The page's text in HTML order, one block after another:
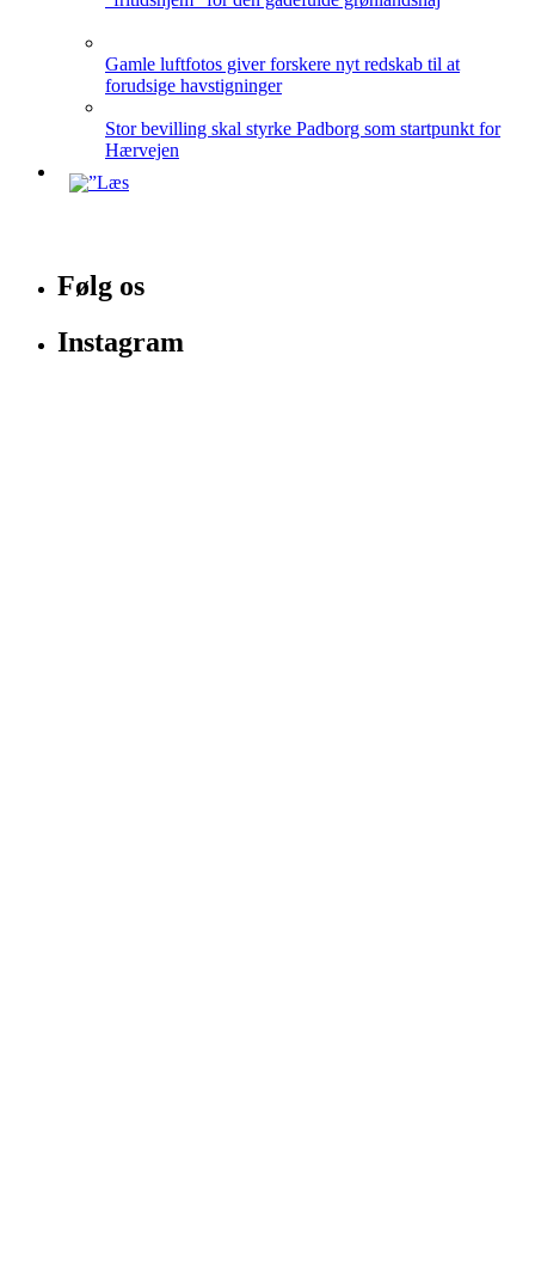
Gamle luftfotos giver forskere nyt redskab til at
forudsige havstigninger
Stor bevilling skal styrke Padborg som startpunkt for
Hærvejen
Følg os
Instagram